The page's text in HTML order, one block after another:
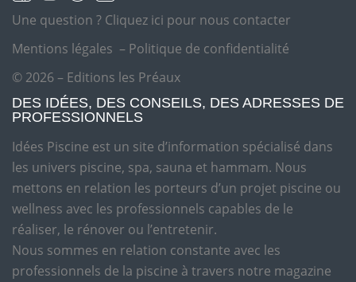
Une question ? Cliquez ici pour nous contacter
Mentions légales – Politique de confidentialité
© 2026 – Editions les Préaux
DES IDÉES, DES CONSEILS, DES ADRESSES DE
PROFESSIONNELS
Idées Piscine est un site d’information spécialisé dans
les univers piscine, spa, sauna et hammam. Nous
mettons en relation les porteurs d’un projet piscine ou
wellness avec les professionnels capables de le
réaliser, le rénover ou l’entretenir.
Nous sommes en relation constante avec les
professionnels de la piscine à travers notre magazine